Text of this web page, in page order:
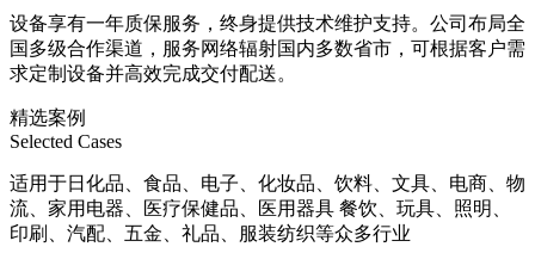
设备享有一年质保服务，终身提供技术维护支持。公司布局全
国多级合作渠道，服务网络辐射国内多数省市，可根据客户需
求定制设备并高效完成交付配送。
精选案例
Selected Cases
适用于日化品、食品、电子、化妆品、饮料、文具、电商、物
流、家用电器、医疗保健品、医用器具 餐饮、玩具、照明、
印刷、汽配、五金、礼品、服装纺织等众多行业